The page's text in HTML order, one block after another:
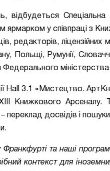
відбудеться
ярмарком у співпраці з
редакторів, ліцензійних
Польщі, Румунії,
Федерального
Hall 3.1 « Мистецтво.
Арсеналу.
–переклад досвідів і
та наші
контекст для